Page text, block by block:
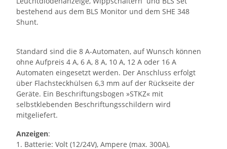
bestehend aus dem BLS Monitor und dem SHE 348
Shunt.
Standard sind die 8 A-Automaten, auf Wunsch können
ohne Aufpreis 4 A, 6 A, 8 A, 10 A, 12 A oder 16 A
Automaten eingesetzt werden. Der Anschluss erfolgt
über Flachsteckhülsen 6,3 mm auf der Rückseite der
Geräte. Ein Beschriftungsbogen »STKZ« mit
selbstklebenden Beschriftungsschildern wird
mitgeliefert.
Anzeigen:
1. Batterie: Volt (12/24V), Ampere (max. 300A),